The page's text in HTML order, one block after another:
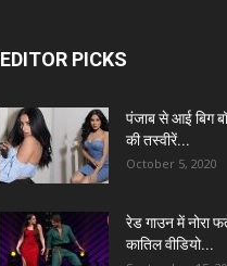
EDITOR PICKS
पंजाब से आई बिग
की तस्वीरें...
October 5, 2020
रेड गाउन में नोरा
कातिल वीडियो...